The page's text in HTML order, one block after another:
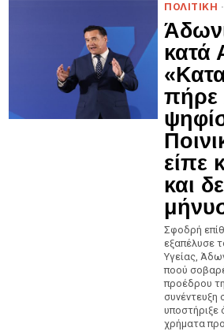
ΠΟΛΙΤΙΚΗ ·
κατά
πήρε
είπε
και
Σφοδρή
εξαπέλυσε
Υγείας,
ποού
προέδρου
συνέντευξη
χρήματα